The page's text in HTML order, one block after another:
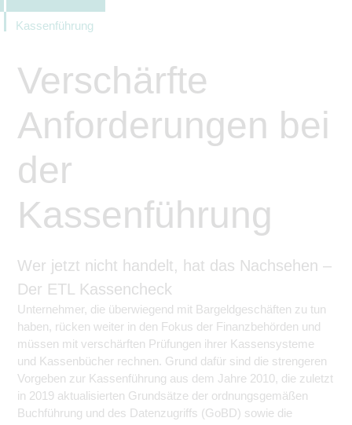
Kassenführung
Verschärfte
Anforderungen bei
der
Kassenführung
Wer jetzt nicht handelt, hat das Nachsehen –
Der ETL Kassencheck
Unternehmer, die überwiegend mit Bargeldgeschäften zu tun
haben, rücken weiter in den Fokus der Finanzbehörden und
müssen mit verschärften Prüfungen ihrer Kassensysteme
und Kassenbücher rechnen. Grund dafür sind die strengeren
Vorgeben zur Kassenführung aus dem Jahre 2010, die zuletzt
in 2019 aktualisierten Grundsätze der ordnungsgemäßen
Buchführung und des Datenzugriffs (GoBD) sowie die